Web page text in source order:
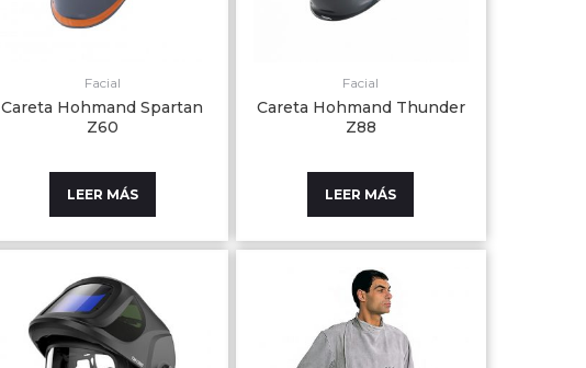
Facial
Careta Hohmand Spartan
Z60
LEER MÁS
Facial
Careta Hohmand Thunder
Z88
LEER MÁS